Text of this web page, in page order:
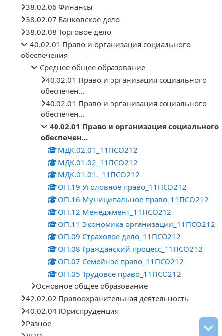
38.02.06 Финансы
38.02.07 Банковское дело
38.02.08 Торговое дело
40.02.01 Право и организация социального
обеспечения
Среднее общее образование
40.02.01 Право и организация социального
обеспечен...
40.02.01 Право и организация социального
обеспечен...
40.02.01 Право и организация социального
обеспечен...
МДК.02.01_11ПСО212
МДК.01.02_11ПСО212
МДК.01.01._11ПСО212
ОП.19 Уголовное право_11ПСО212
ОП.16 Муниципальное право_11ПСО212
ОП.12 Менеджмент_11ПСО212
ОП.11 Экономика организации_11ПСО212
ОП.09 Страховое дело_11ПСО212
ОП.08 Гражданский процесс_11ПСО212
ОП.07 Семейное право_11ПСО212
ОП.05 Трудовое право_11ПСО212
Основное общее образование
42.02.02 Правоохранительная деятельность
40.02.04 Юриспруденция
Разное